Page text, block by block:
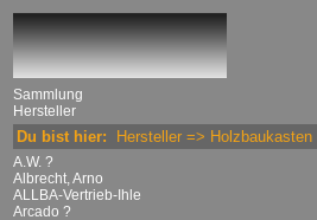
Sammlung
Hersteller
Du bist hier: Hersteller => Holzbaukasten
A.W. ?
Albrecht, Arno
ALLBA-Vertrieb-Ihle
Arcado ?